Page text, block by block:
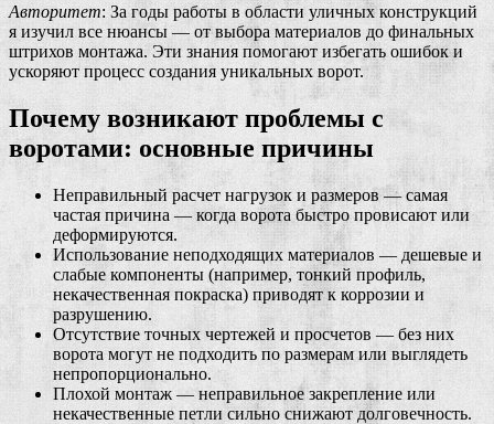
Авторитет: За годы работы в области уличных конструкций
я изучил все нюансы — от выбора материалов до финальных
штрихов монтажа. Эти знания помогают избегать ошибок и
ускоряют процесс создания уникальных ворот.
Почему возникают проблемы с
воротами: основные причины
Неправильный расчет нагрузок и размеров — самая
частая причина — когда ворота быстро провисают или
деформируются.
Использование неподходящих материалов — дешевые и
слабые компоненты (например, тонкий профиль,
некачественная покраска) приводят к коррозии и
разрушению.
Отсутствие точных чертежей и просчетов — без них
ворота могут не подходить по размерам или выглядеть
непропорционально.
Плохой монтаж — неправильное закрепление или
некачественные петли сильно снижают долговечность.